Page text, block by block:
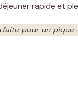
rapide et
pour un